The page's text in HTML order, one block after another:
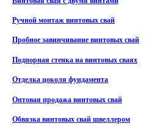
Ручной монтаж винтовых свай
Пробное завинчивание винтовых свай
Подпорная стенка на винтовых сваях
Отделка цоколя фундамента
Оптовая продажа винтовых свай
Обвязка винтовых свай швеллером